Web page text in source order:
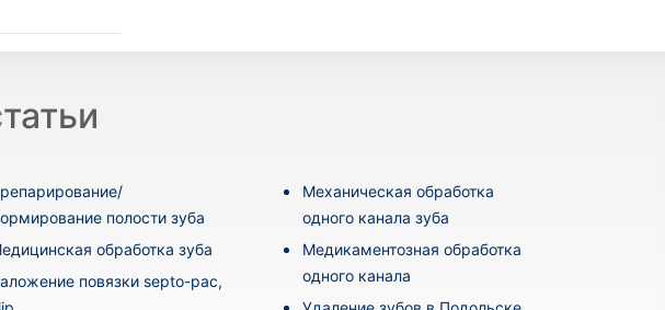
полости зуба
обработка зуба
повязки septo-pac,
Механическая обработка
одного канала зуба
Медикаментозная обработка
одного канала